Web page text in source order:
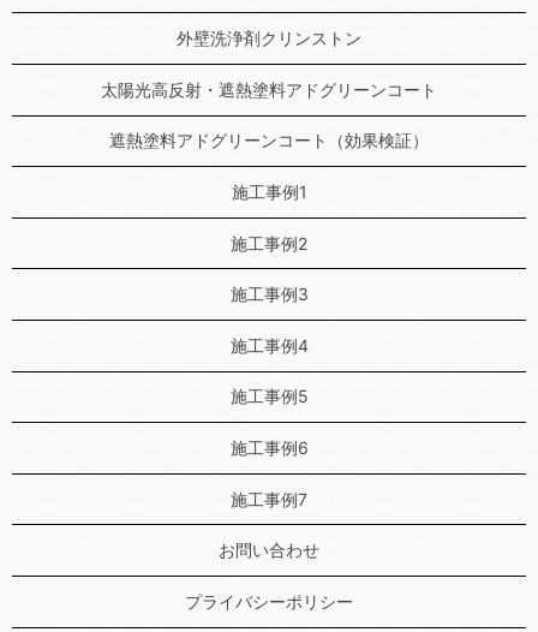
外壁洗浄剤クリンストン
太陽光高反射・遮熱塗料アドグリーンコート
遮熱塗料アドグリーンコート（効果検証）
施工事例1
施工事例2
施工事例3
施工事例4
施工事例5
施工事例6
施工事例7
お問い合わせ
プライバシーポリシー